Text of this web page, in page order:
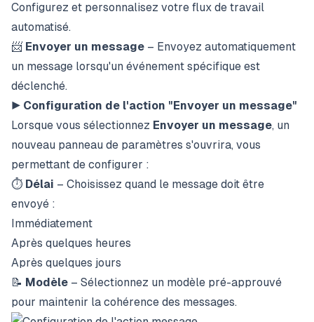
Configurez et personnalisez votre flux de travail
automatisé.
📨 Envoyer un message – Envoyez automatiquement
un message lorsqu'un événement spécifique est
déclenché.
▶️ Configuration de l'action "Envoyer un message"
Lorsque vous sélectionnez Envoyer un message, un
nouveau panneau de paramètres s'ouvrira, vous
permettant de configurer :
⏱️ Délai – Choisissez quand le message doit être
envoyé :
Immédiatement
Après quelques heures
Après quelques jours
📝 Modèle – Sélectionnez un modèle pré-approuvé
pour maintenir la cohérence des messages.